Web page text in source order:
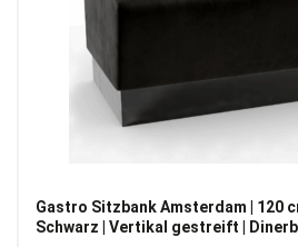
Gastro Sitzbank Amsterdam | 120
Schwarz | Vertikal gestreift |